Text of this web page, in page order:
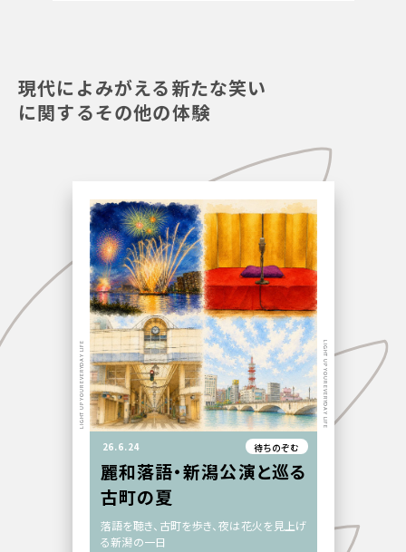
現代によみがえる新たな笑い
に関するその他の体験
26.6.24 待ちのぞむ
麗和落語・新潟公演と巡る
古町の夏
落語を聴き、古町を歩き、夜は花火を見上げ
る新潟の一日
LIGHT UP YOUR EVERYDAY LIFE LIGHT UP YOUR EVERYDAY LIFE